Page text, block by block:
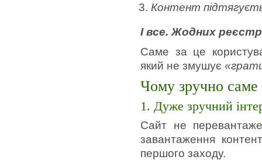
Контент
І все. Жодних
Саме за це
який не змушує
Чому зручно саме
1. Дуже зручний
Сайт не
завантаження
першого заходу.